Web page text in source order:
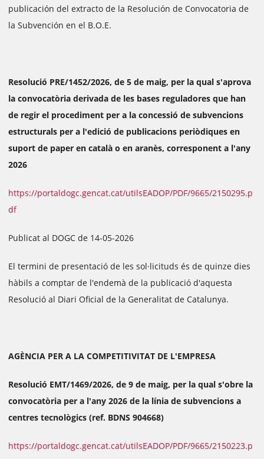
publicación del extracto de la Resolución de Convocatoria de
la Subvención en el B.O.E.
Resolució PRE/1452/2026, de 5 de maig, per la qual s'aprova
la convocatòria derivada de les bases reguladores que han
de regir el procediment per a la concessió de subvencions
estructurals per a l'edició de publicacions periòdiques en
suport de paper en català o en aranès, corresponent a l'any
2026
https://portaldogc.gencat.cat/utilsEADOP/PDF/9665/2150295.p
df
Publicat al DOGC de 14-05-2026
El termini de presentació de les sol·licituds és de quinze dies
hàbils a comptar de l'endemà de la publicació d'aquesta
Resolució al Diari Oficial de la Generalitat de Catalunya.
AGÈNCIA PER A LA COMPETITIVITAT DE L'EMPRESA
Resolució EMT/1469/2026, de 9 de maig, per la qual s'obre la
convocatòria per a l'any 2026 de la línia de subvencions a
centres tecnològics (ref. BDNS 904668)
https://portaldogc.gencat.cat/utilsEADOP/PDF/9665/2150223.p